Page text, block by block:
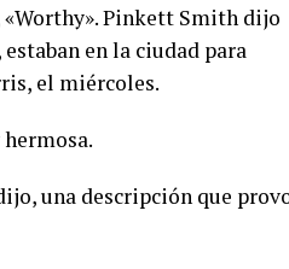
Pinkett Smith dijo
en la ciudad para
el miércoles.
una descripción que